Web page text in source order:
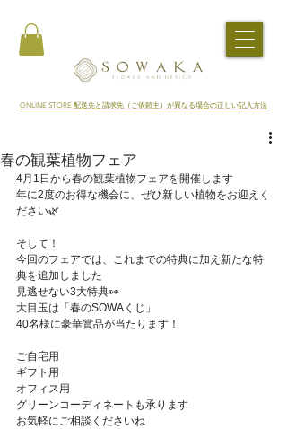
​ONLINE STORE 配送先と請求先（ご依頼主）が異なる場合の正しい記入方法
Featured Posts
春の観葉植物フェア
4月1日から春の観葉植物フェアを開催します
年に2度のお得な機会に、ぜひ新しい植物をお迎えく
ださい🌿
そして！
今回のフェアでは、これまでの特典に加え新たな特
典を追加しました
見逃せない3大特典👀
大目玉は「春のSOWAくじ」
40名様に豪華賞品が当たります！
ご自宅用
ギフト用
オフィス用
グリーンコーディネートも承ります
お気軽にご相談くださいね